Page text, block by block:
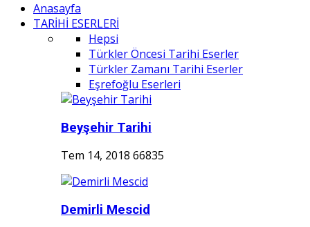
Anasayfa
TARİHİ ESERLERİ
Hepsi
Türkler Öncesi Tarihi Eserler
Türkler Zamanı Tarihi Eserler
Eşrefoğlu Eserleri
Beyşehir Tarihi
Tem 14, 2018 66835
Demirli Mescid